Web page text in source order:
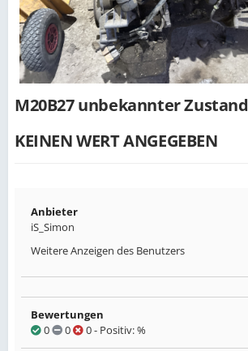
M20B27 unbekannter Zustand
KEINEN WERT ANGEGEBEN
Anbieter
iS_Simon
Weitere Anzeigen des Benutzers
Bewertungen
0
0 0- Positiv: %